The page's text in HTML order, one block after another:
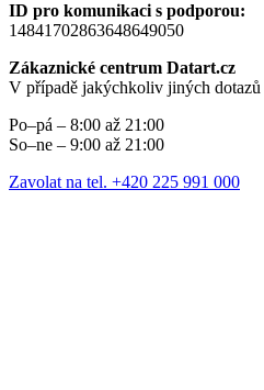
ID pro komunikaci s podporou:
14841702863648649050
Zákaznické centrum Datart.cz
V případě jakýchkoliv jiných dotazů
Po–pá – 8:00 až 21:00
So–ne – 9:00 až 21:00
Zavolat na tel. +420 225 991 000